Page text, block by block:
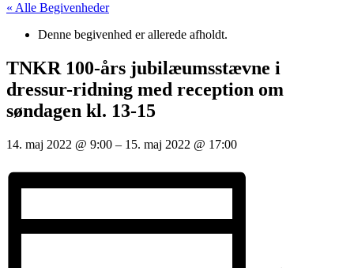
« Alle Begivenheder
Denne begivenhed er allerede afholdt.
TNKR 100-års jubilæumsstævne i
dressur-ridning med reception om
søndagen kl. 13-15
14. maj 2022 @ 9:00 – 15. maj 2022 @ 17:00